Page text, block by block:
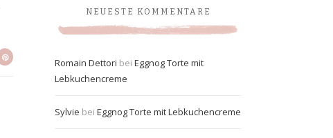
NEUESTE KOMMENTARE
Romain Dettori bei Eggnog Torte mit
Lebkuchencreme
Sylvie bei Eggnog Torte mit Lebkuchencreme